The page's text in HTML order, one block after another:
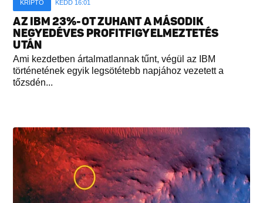
KRIPTÓ KEDD 16:01
AZ IBM 23%-OT ZUHANT A MÁSODIK
NEGYEDÉVES PROFITFIGYELMEZTETÉS
UTÁN
Ami kezdetben ártalmatlannak tűnt, végül az IBM
történetének egyik legsötétebb napjához vezetett a
tőzsdén...